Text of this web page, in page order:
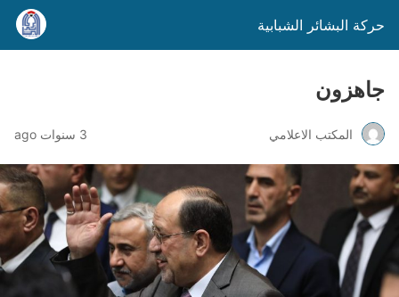
حركة البشائر الشبابية
جاهزون
المكتب الاعلامي 3 سنوات ago